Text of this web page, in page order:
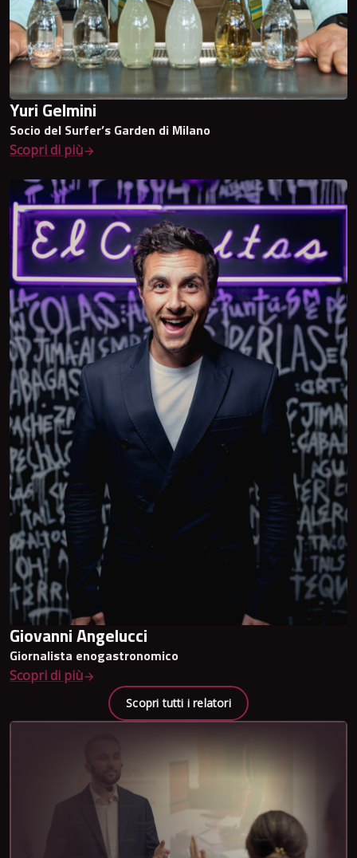
Yuri Gelmini
Socio del Surfer’s Garden di Milano
Scopri di più
Giovanni Angelucci
Giornalista enogastronomico
Scopri di più
Scopri tutti i relatori